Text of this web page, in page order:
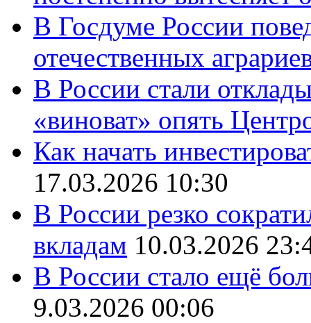
В Госдуме России
отечественных
В России стали
«виноват» опять
Как начать
17.03.2026 10:30
В России резко
вкладам 10.03.2026
В России стало ещё
9.03.2026 00:06